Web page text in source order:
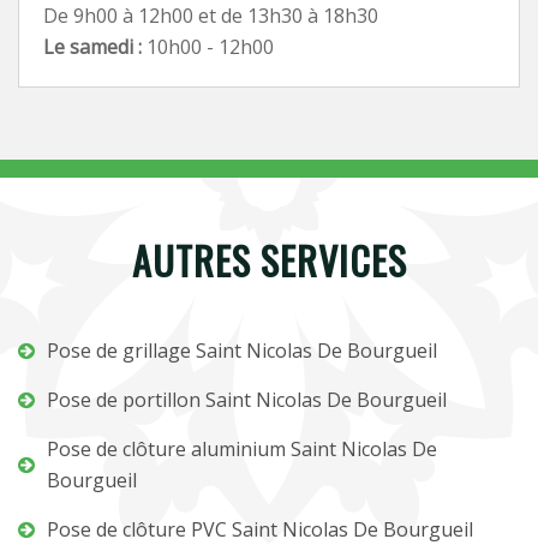
De 9h00 à 12h00 et de 13h30 à 18h30
Le samedi : 10h00 - 12h00
AUTRES SERVICES
Pose de grillage Saint Nicolas De Bourgueil
Pose de portillon Saint Nicolas De Bourgueil
Pose de clôture aluminium Saint Nicolas De
Bourgueil
Pose de clôture PVC Saint Nicolas De Bourgueil